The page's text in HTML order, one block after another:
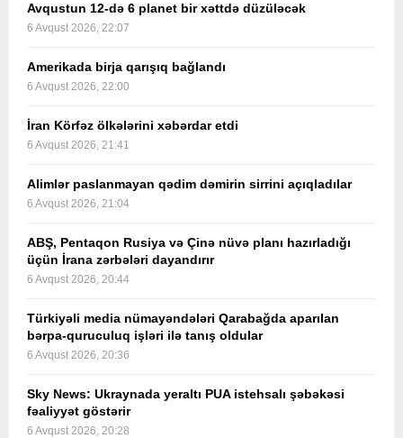
Avqustun 12-də 6 planet bir xəttdə düzüləcək
6 Avqust 2026, 22:07
Amerikada birja qarışıq bağlandı
6 Avqust 2026, 22:00
İran Körfəz ölkələrini xəbərdar etdi
6 Avqust 2026, 21:41
Alimlər paslanmayan qədim dəmirin sirrini açıqladılar
6 Avqust 2026, 21:04
ABŞ, Pentaqon Rusiya və Çinə nüvə planı hazırladığı
üçün İrana zərbələri dayandırır
6 Avqust 2026, 20:44
Türkiyəli media nümayəndələri Qarabağda aparılan
bərpa-quruculuq işləri ilə tanış oldular
6 Avqust 2026, 20:36
Sky News: Ukraynada yeraltı PUA istehsalı şəbəkəsi
fəaliyyət göstərir
6 Avqust 2026, 20:28